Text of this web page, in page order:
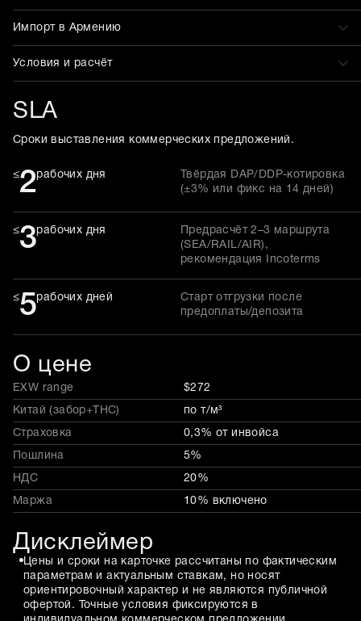
Импорт в Армению
Условия и расчёт
SLA
Сроки выставления коммерческих предложений.
≤2рабочих дня
Твёрдая DAP/DDP-котировка
(±3% или фикс на 14 дней)
≤3рабочих дня
Предрасчёт 2–3 маршрута
(SEA/RAIL/AIR),
рекомендация Incoterms
≤5рабочих дней
Старт отгрузки после
предоплаты/депозита
О цене
EXW range $272
Китай (забор+THC) по т/м³
Страховка 0,3% от инвойса
Пошлина 5%
НДС 20%
Маржа 10% включено
Дисклеймер
Цены и сроки на карточке рассчитаны по фактическим
параметрам и актуальным ставкам, но носят
ориентировочный характер и не являются публичной
офертой. Точные условия фиксируются в